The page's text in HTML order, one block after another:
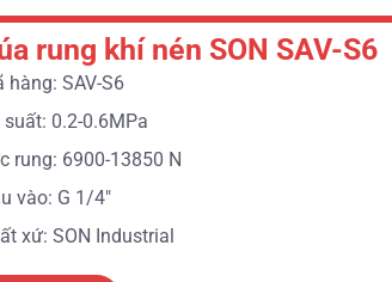
rung khí nén SON SAV-S6
hàng: SAV-S6
suất: 0.2-0.6MPa
rung: 6900-13850 N
vào: G 1/4″
xứ: SON Industrial